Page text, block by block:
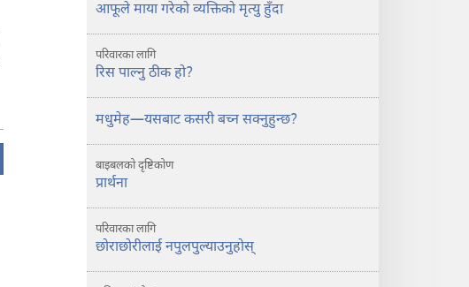
आफूले माया गरेको व्यक्तिको मृत्यु हुँदा
परिवारका लागि
रिस पाल्नु ठीक हो?
मधुमेह​—⁠यसबाट कसरी बच्न सक्नुहुन्छ?
बाइबलको दृष्टिकोण
प्रार्थना
परिवारका लागि
छोराछोरीलाई नपुलपुल्याउनुहोस्